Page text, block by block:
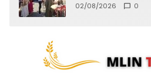
02/08/2026 0